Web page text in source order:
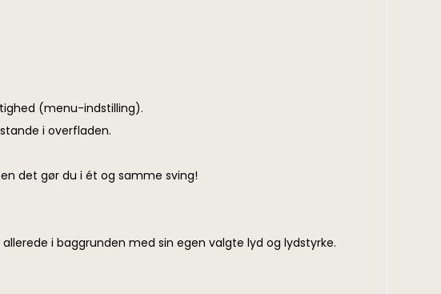
(menu-indstilling).
i overfladen.
det gør du i ét og samme sving!
i baggrunden med sin egen valgte lyd og lydstyrke.